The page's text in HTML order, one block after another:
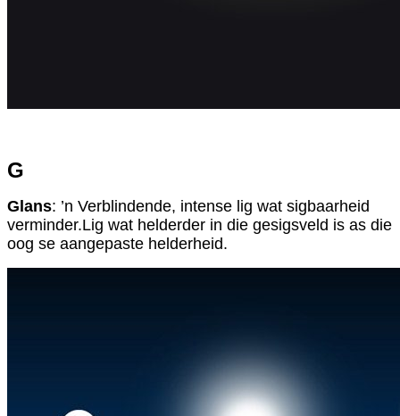
G
Glans: ’n Verblindende, intense lig wat sigbaarheid
verminder.Lig wat helderder in die gesigsveld is as die
oog se aangepaste helderheid.